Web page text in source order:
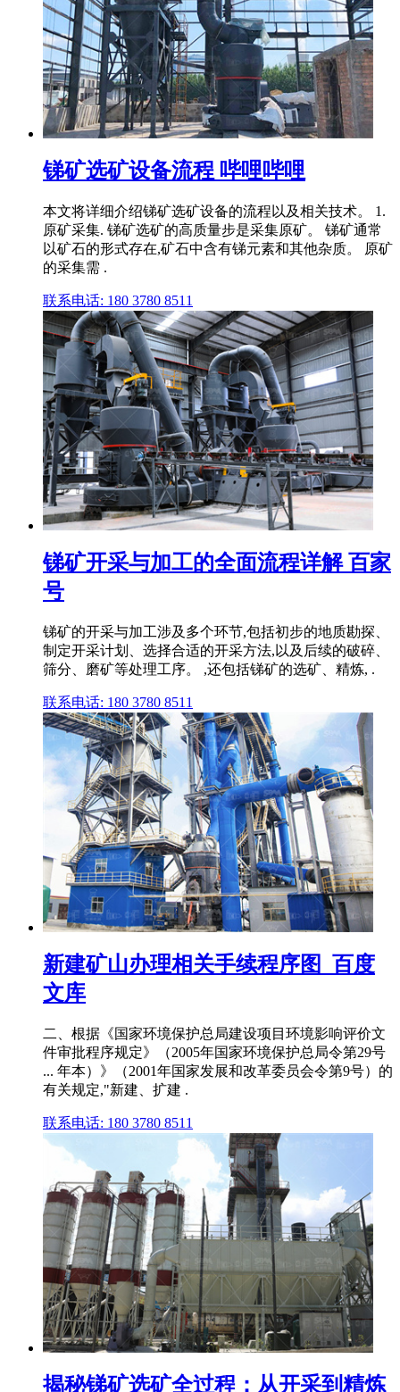
锑矿选矿设备流程 哔哩哔哩
本文将详细介绍锑矿选矿设备的流程以及相关技术。 1.
原矿采集. 锑矿选矿的高质量步是采集原矿。 锑矿通常
以矿石的形式存在,矿石中含有锑元素和其他杂质。 原矿
的采集需 .
联系电话: 180 3780 8511
锑矿开采与加工的全面流程详解 百家
号
锑矿的开采与加工涉及多个环节,包括初步的地质勘探、
制定开采计划、选择合适的开采方法,以及后续的破碎、
筛分、磨矿等处理工序。 ,还包括锑矿的选矿、精炼, .
联系电话: 180 3780 8511
新建矿山办理相关手续程序图_百度
文库
二、根据《国家环境保护总局建设项目环境影响评价文
件审批程序规定》（2005年国家环境保护总局令第29号
... 年本）》（2001年国家发展和改革委员会令第9号）的
有关规定,"新建、扩建 .
联系电话: 180 3780 8511
揭秘锑矿选矿全过程：从开采到精炼